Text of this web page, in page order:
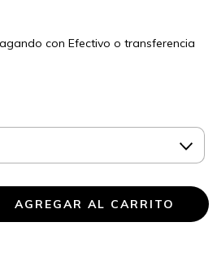
con Efectivo o transferencia